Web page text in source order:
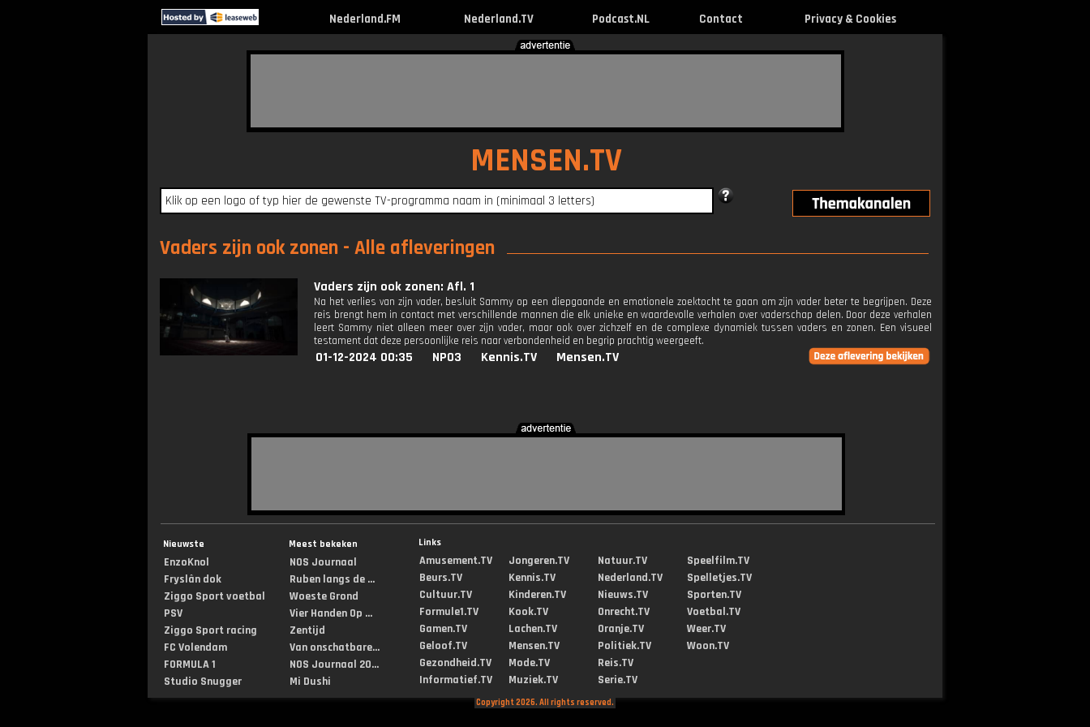
Nederland.FM Nederland.TV Podcast.NL Contact Privacy & Cookies
MENSEN.TV
Vaders zijn ook zonen - Alle afleveringen
Vaders zijn ook zonen: Afl. 1
Na het verlies van zijn vader, besluit Sammy op een diepgaande en emotionele zoektocht te gaan om zijn vader beter te begrijpen. Deze
reis brengt hem in contact met verschillende mannen die elk unieke en waardevolle verhalen over vaderschap delen. Door deze verhalen
leert Sammy niet alleen meer over zijn vader, maar ook over zichzelf en de complexe dynamiek tussen vaders en zonen. Een visueel
testament dat deze persoonlijke reis naar verbondenheid en begrip prachtig weergeeft.
01-12-2024 00:35 NPO3 Kennis.TV Mensen.TV
Nieuwste
EnzoKnol
Fryslân dok
Ziggo Sport voetbal
PSV
Ziggo Sport racing
FC Volendam
FORMULA 1
Studio Snugger
Meest bekeken
NOS Journaal
Ruben langs de ...
Woeste Grond
Vier Handen Op ...
Zentijd
Van onschatbare...
NOS Journaal 20...
Mi Dushi
Links
Amusement.TV
Beurs.TV
Cultuur.TV
Formule1.TV
Gamen.TV
Geloof.TV
Gezondheid.TV
Informatief.TV
Jongeren.TV
Kennis.TV
Kinderen.TV
Kook.TV
Lachen.TV
Mensen.TV
Mode.TV
Muziek.TV
Natuur.TV
Nederland.TV
Nieuws.TV
Onrecht.TV
Oranje.TV
Politiek.TV
Reis.TV
Serie.TV
Speelfilm.TV
Spelletjes.TV
Sporten.TV
Voetbal.TV
Weer.TV
Woon.TV
Copyright 2026. All rights reserved.